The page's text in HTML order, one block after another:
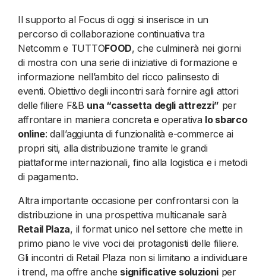
Il supporto al Focus di oggi si inserisce in un
percorso di collaborazione continuativa tra
Netcomm e TUTTOFOOD, che culminerà nei giorni
di mostra con una serie di iniziative di formazione e
informazione nell’ambito del ricco palinsesto di
eventi. Obiettivo degli incontri sarà fornire agli attori
delle filiere F&B una “cassetta degli attrezzi” per
affrontare in maniera concreta e operativa lo sbarco
online: dall’aggiunta di funzionalità e-commerce ai
propri siti, alla distribuzione tramite le grandi
piattaforme internazionali, fino alla logistica e i metodi
di pagamento.
Altra importante occasione per confrontarsi con la
distribuzione in una prospettiva multicanale sarà
Retail Plaza, il format unico nel settore che mette in
primo piano le vive voci dei protagonisti delle filiere.
Gli incontri di Retail Plaza non si limitano a individuare
i trend, ma offre anche significative soluzioniper